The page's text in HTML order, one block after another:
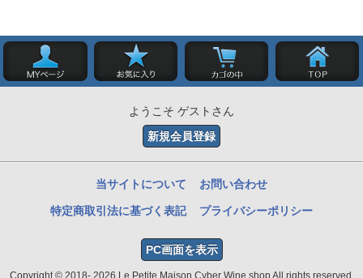
ようこそ ゲストさん
新規会員登録
当サイトについて お問い合わせ
特定商取引法に基づく表記 プライバシーポリシー
PC画面を表示
Copyright © 2018- 2026 Le Petite Maison Cyber Wine shop All rights reserved.